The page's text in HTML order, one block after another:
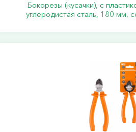
Бокорезы (кусачки), с
углеродистая сталь, 180 мм,